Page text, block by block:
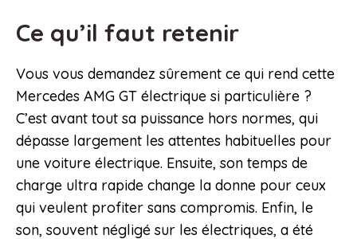
Ce qu’il faut retenir
Vous vous demandez sûrement ce qui rend cette
Mercedes AMG GT électrique si particulière ?
C’est avant tout sa puissance hors normes, qui
dépasse largement les attentes habituelles pour
une voiture électrique. Ensuite, son temps de
charge ultra rapide change la donne pour ceux
qui veulent profiter sans compromis. Enfin, le
son, souvent négligé sur les électriques, a été